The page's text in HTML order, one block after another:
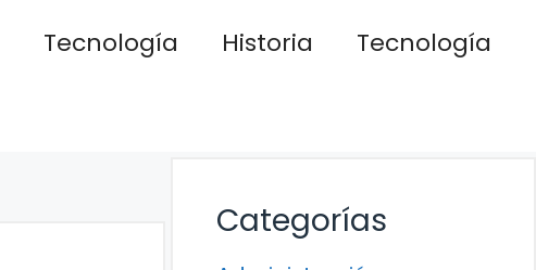
Tecnología Historia
Tecnología
Categorías